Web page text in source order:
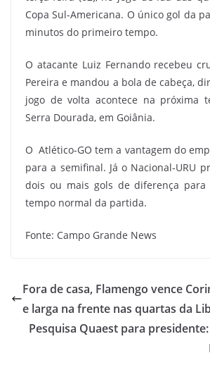
Copa Sul-Americana. O único gol da
minutos do primeiro tempo.
O atacante Luiz Fernando recebeu
Pereira e mandou a bola de cabeça,
jogo de volta acontece na próxima
Serra Dourada, em Goiânia.
O Atlético-GO tem a vantagem do
para a semifinal. Já o Nacional-URU
dois ou mais gols de diferença para
tempo normal da partida.
Fonte: Campo Grande News
Fora de casa, Flamengo vence
e larga na frente nas quartas da
Pesquisa Quaest para